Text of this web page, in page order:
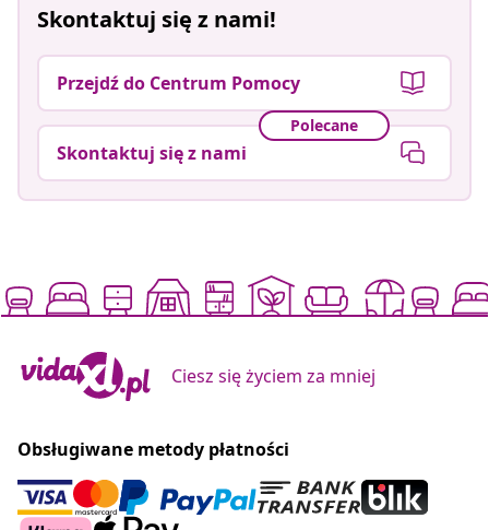
Skontaktuj się z nami!
Przejdź do Centrum Pomocy
Polecane
Skontaktuj się z nami
Ciesz się życiem za mniej
Obsługiwane metody płatności